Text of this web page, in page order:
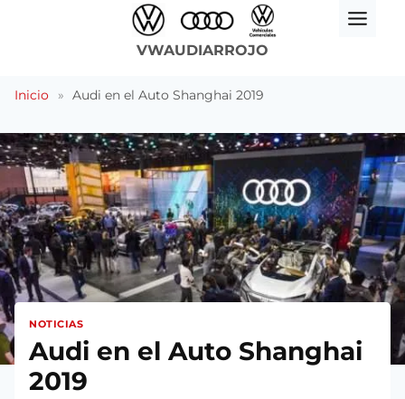
VWAUDIARROJO
Inicio » Audi en el Auto Shanghai 2019
NOTICIAS
Audi en el Auto Shanghai
2019